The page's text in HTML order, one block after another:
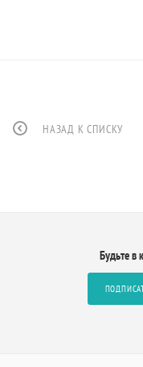
НАЗАД К СПИСКУ
Будьте в